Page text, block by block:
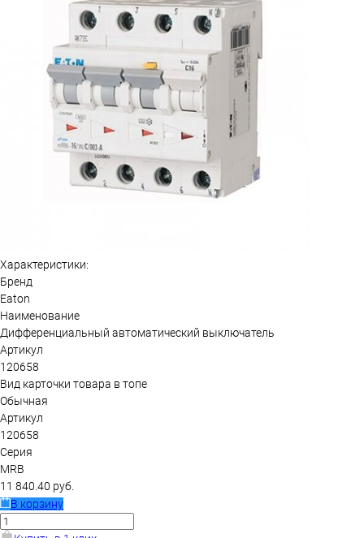
Характеристики:
Бренд
Eaton
Наименование
Дифференциальный автоматический выключатель
Артикул
120658
Вид карточки товара в топе
Обычная
Артикул
120658
Серия
MRB
11 840.40 руб.
В корзину